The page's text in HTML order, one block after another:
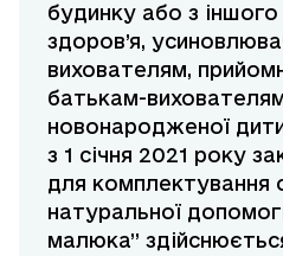
будинку або з
здоров’я,
вихователям,
батькам-
новонародженої
з 1 січня 2021 року
для комплектування
натуральної
малюка”